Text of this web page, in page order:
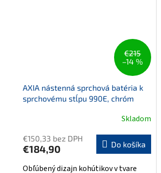
€215
–14 %
AXIA nástenná sprchová batéria k
sprchovému stĺpu 990E, chróm
Skladom
€150,33 bez DPH
€184,90 Do košíka
Obľúbený dizajn kohútikov v tvare